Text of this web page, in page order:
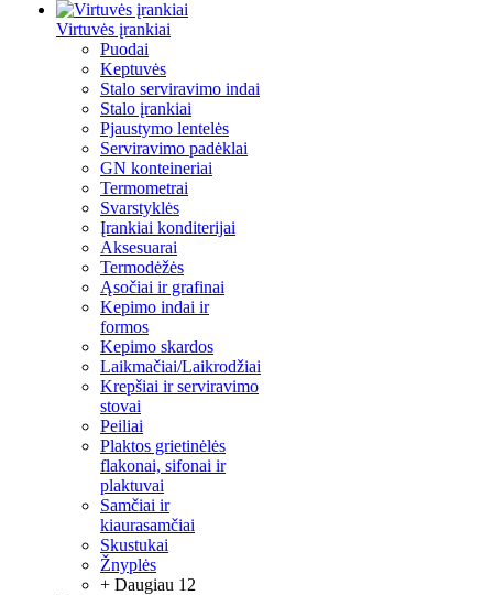
Virtuvės įrankiai
Puodai
Keptuvės
Stalo serviravimo indai
Stalo įrankiai
Pjaustymo lentelės
Serviravimo padėklai
GN konteineriai
Termometrai
Svarstyklės
Įrankiai konditerijai
Aksesuarai
Termodėžės
Ąsočiai ir grafinai
Kepimo indai ir
formos
Kepimo skardos
Laikmačiai/Laikrodžiai
Krepšiai ir serviravimo
stovai
Peiliai
Plaktos grietinėlės
flakonai, sifonai ir
plaktuvai
Samčiai ir
kiaurasamčiai
Skustukai
Žnyplės
+ Daugiau 12